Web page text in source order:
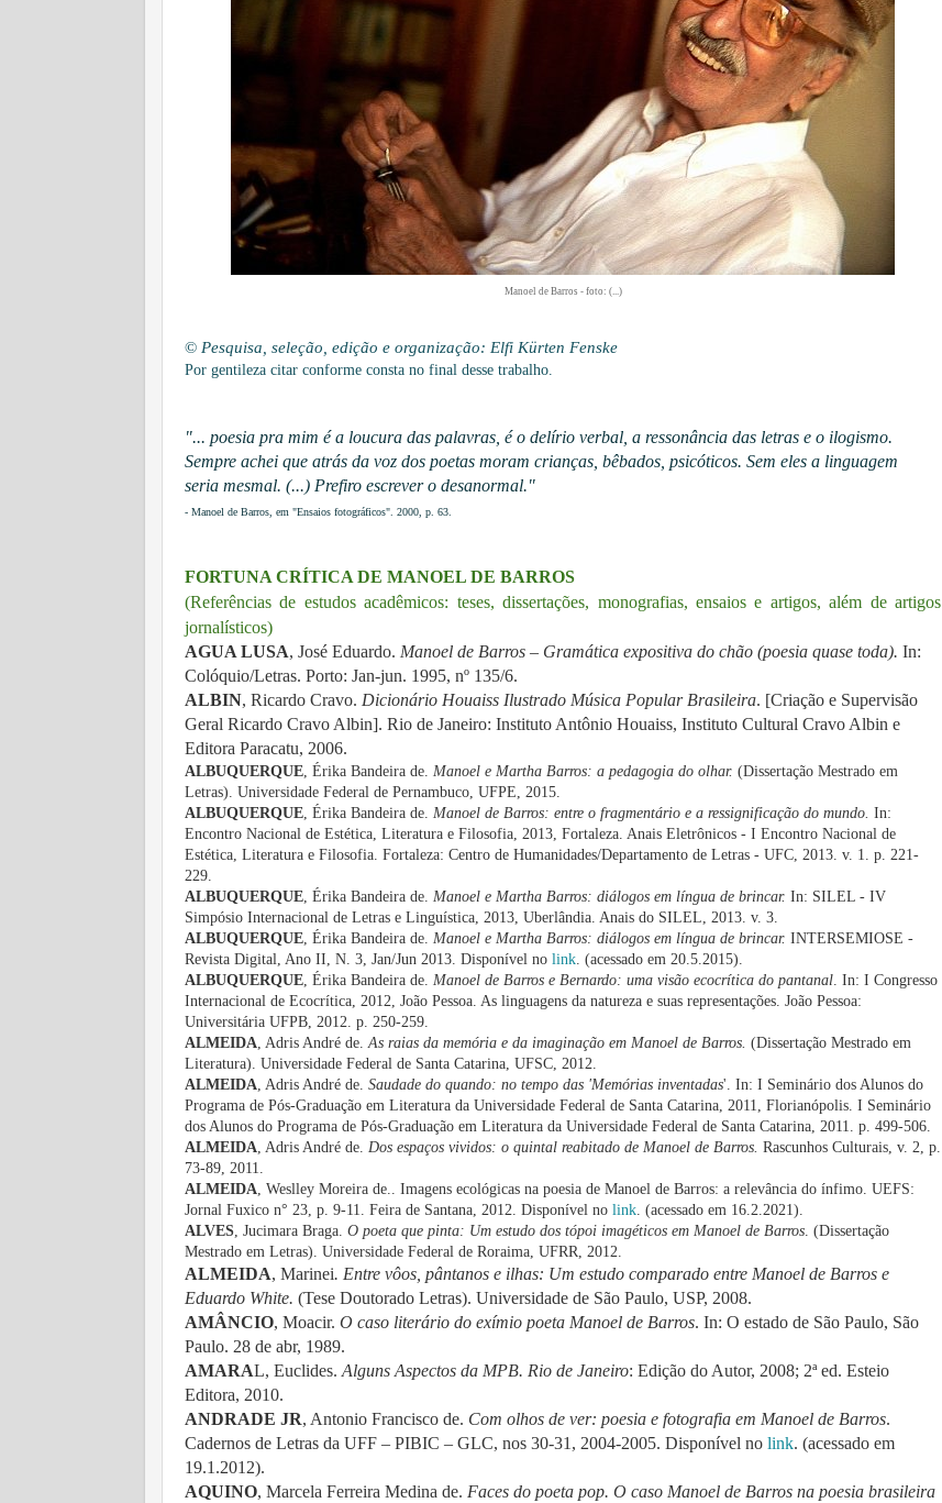
Manoel de Barros - foto: (...)
© Pesquisa, seleção, edição e organização: Elfi Kürten Fenske
Por gentileza citar conforme consta no final desse trabalho.
"... poesia pra mim é a loucura das palavras, é o delírio verbal, a ressonância das letras e o ilogismo.
Sempre achei que atrás da voz dos poetas moram crianças, bêbados, psicóticos. Sem eles a linguagem
seria mesmal. (...) Prefiro escrever o desanormal."
- Manoel de Barros, em "Ensaios fotográficos". 2000, p. 63.
FORTUNA CRÍTICA DE MANOEL DE BARROS
(Referências de estudos acadêmicos: teses, dissertações, monografias, ensaios e artigos, além de artigos
jornalísticos)
AGUA LUSA, José Eduardo. Manoel de Barros – Gramática expositiva do chão (poesia quase toda). In:
Colóquio/Letras. Porto: Jan-jun. 1995, nº 135/6.
ALBIN, Ricardo Cravo. Dicionário Houaiss Ilustrado Música Popular Brasileira. [Criação e Supervisão
Geral Ricardo Cravo Albin]. Rio de Janeiro: Instituto Antônio Houaiss, Instituto Cultural Cravo Albin e
Editora Paracatu, 2006.
ALBUQUERQUE, Érika Bandeira de. Manoel e Martha Barros: a pedagogia do olhar. (Dissertação Mestrado em
Letras). Universidade Federal de Pernambuco, UFPE, 2015.
ALBUQUERQUE, Érika Bandeira de. Manoel de Barros: entre o fragmentário e a ressignificação do mundo. In:
Encontro Nacional de Estética, Literatura e Filosofia, 2013, Fortaleza. Anais Eletrônicos - I Encontro Nacional de
Estética, Literatura e Filosofia. Fortaleza: Centro de Humanidades/Departamento de Letras - UFC, 2013. v. 1. p. 221-
229.
ALBUQUERQUE, Érika Bandeira de. Manoel e Martha Barros: diálogos em língua de brincar. In: SILEL - IV
Simpósio Internacional de Letras e Linguística, 2013, Uberlândia. Anais do SILEL, 2013. v. 3.
ALBUQUERQUE, Érika Bandeira de. Manoel e Martha Barros: diálogos em língua de brincar. INTERSEMIOSE -
Revista Digital, Ano II, N. 3, Jan/Jun 2013. Disponível no link. (acessado em 20.5.2015).
ALBUQUERQUE, Érika Bandeira de. Manoel de Barros e Bernardo: uma visão ecocrítica do pantanal. In: I Congresso
Internacional de Ecocrítica, 2012, João Pessoa. As linguagens da natureza e suas representações. João Pessoa:
Universitária UFPB, 2012. p. 250-259.
ALMEIDA, Adris André de.As raias da memória e da imaginação em Manoel de Barros. (Dissertação Mestrado em
Literatura). Universidade Federal de Santa Catarina, UFSC, 2012.
ALMEIDA, Adris André de. Saudade do quando: no tempo das 'Memórias inventadas'. In: I Seminário dos Alunos do
Programa de Pós-Graduação em Literatura da Universidade Federal de Santa Catarina, 2011, Florianópolis. I Seminário
dos Alunos do Programa de Pós-Graduação em Literatura da Universidade Federal de Santa Catarina, 2011. p. 499-506.
ALMEIDA, Adris André de. Dos espaços vividos: o quintal reabitado de Manoel de Barros. Rascunhos Culturais, v. 2, p.
73-89, 2011.
ALMEIDA, Weslley Moreira de.. Imagens ecológicas na poesia de Manoel de Barros: a relevância do ínfimo. UEFS:
Jornal Fuxico n° 23, p. 9-11. Feira de Santana, 2012. Disponível no link. (acessado em 16.2.2021).
ALVES, Jucimara Braga. O poeta que pinta: Um estudo dos tópoi imagéticos em Manoel de Barros. (Dissertação
Mestrado em Letras). Universidade Federal de Roraima, UFRR, 2012.
ALMEIDA, Marinei. Entre vôos, pântanos e ilhas: Um estudo comparado entre Manoel de Barros e
Eduardo White. (Tese Doutorado Letras). Universidade de São Paulo, USP, 2008.
AMÂNCIO, Moacir. O caso literário do exímio poeta Manoel de Barros. In: O estado de São Paulo, São
Paulo. 28 de abr, 1989.
AMARAL, Euclides. Alguns Aspectos da MPB. Rio de Janeiro: Edição do Autor, 2008; 2ª ed. Esteio
Editora, 2010.
ANDRADE JR, Antonio Francisco de. Com olhos de ver: poesia e fotografia em Manoel de Barros.
Cadernos de Letras da UFF – PIBIC – GLC, nos 30-31, 2004-2005. Disponível no link. (acessado em
19.1.2012).
AQUINO, Marcela Ferreira Medina de. Faces do poeta pop. O caso Manoel de Barros na poesia brasileira